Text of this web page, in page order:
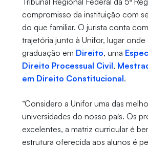
compromisso da instituição com
do que familiar. O jurista conta
trajetória junto à Unifor, lugar
graduação em Direito, uma
Direito Processual Civil,
em Direito Constitucional.
“Considero a Unifor uma das
universidades do nosso país. Os
excelentes, a matriz curricular é
estrutura oferecida aos alunos é